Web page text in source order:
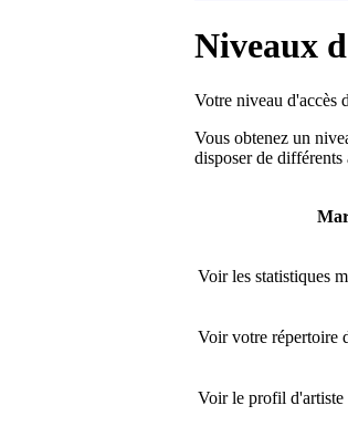
Niveaux
Votre niveau d'accès
Vous obtenez un
disposer de différents
Voir les statistiques
Voir votre répertoire
Voir le profil d'artiste